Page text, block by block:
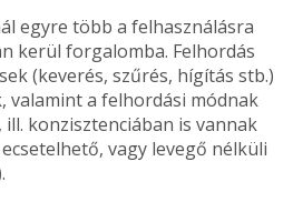
egyre több a felhasználásra
kerül forgalomba. Felhordás
(keverés, szű­rés, hígítás stb.)
valamint a felhordási módnak
konzisztenciában is vannak
vagy levegő nélküli